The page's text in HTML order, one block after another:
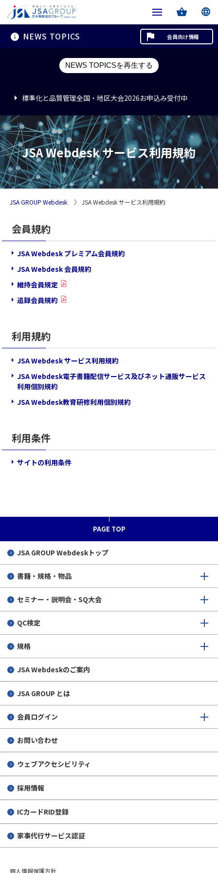
NEWS TOPICS
NEWS TOPICSを再生する
標準化と品質管理全国・地区大会2026お申込み受付中
標準化と品質管理全国・地区大会2026お申込み受付中
標準化と品質管理全国・地区大会2026お申込み受付中
会員向け情報
JSA Webdesk サービス利用規約
JSA GROUP Webdesk JSA Webdesk サービス利用規約
会員規約
JSA Webdesk プレミアム会員規約
JSA Webdesk 会員規約
維持会員規定
追録会員規約
利用規約
JSA Webdesk サービス利用規約
JSA Webdesk電子書籍配信サービス及びネット通販サービス
利用個別規約
JSA Webdesk教育研修利用個別規約
利用条件
サイトの利用条件
PAGE TOP
JSA GROUP Webdeskトップ
書籍・規格・物品
セミナー・説明会・SQ大会
QC検定
規格
JSA Webdeskのご案内
JSA GROUP とは
会員ログイン
お問い合わせ
ウェブアクセシビリティ
採用情報
ICカードRID登録
家事代行サービス認証
個人情報保護方針